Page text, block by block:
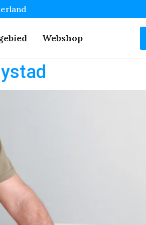
Webshop